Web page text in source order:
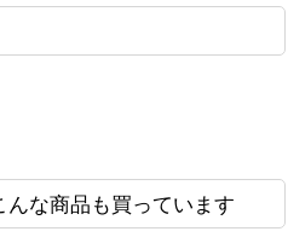
な商品も買っています